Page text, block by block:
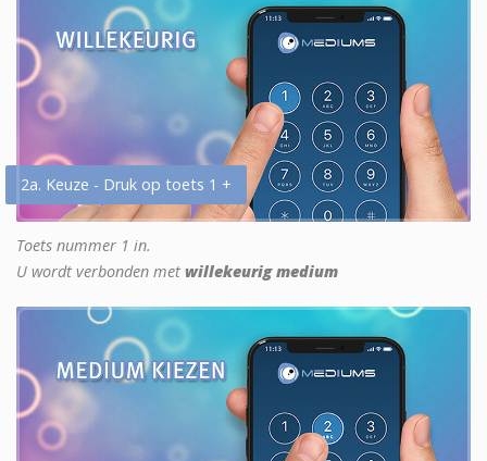
2a. Keuze - Druk op toets 1 +
Toets nummer 1 in.
U wordt verbonden met willekeurig medium